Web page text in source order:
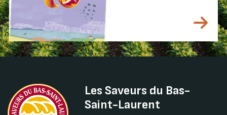
Les Saveurs du Bas-
Saint-Laurent